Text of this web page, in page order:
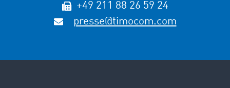
+49 211 88 26 59 24
presse@timocom.com